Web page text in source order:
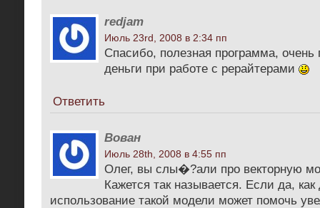
redjam
Июль 23rd, 2008 в 2:34 пп
Спасибо, полезная программа, очень
деньги при работе с рерайтерами
Ответить
Вован
Июль 28th, 2008 в 4:55 пп
Олег, вы слы�?али про векторную
Кажется так называется. Если да, как
использование такой модели может помочь